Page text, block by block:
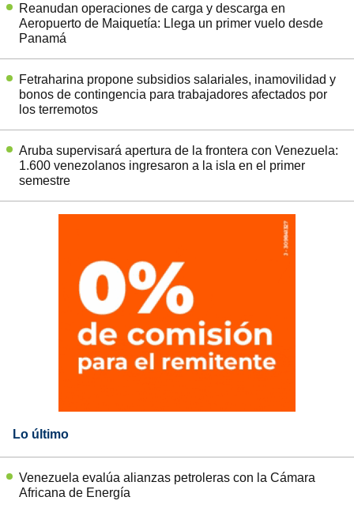
Reanudan operaciones de carga y descarga en
Aeropuerto de Maiquetía: Llega un primer vuelo desde
Panamá
Fetraharina propone subsidios salariales, inamovilidad y
bonos de contingencia para trabajadores afectados por
los terremotos
Aruba supervisará apertura de la frontera con Venezuela:
1.600 venezolanos ingresaron a la isla en el primer
semestre
Lo último
Venezuela evalúa alianzas petroleras con la Cámara
Africana de Energía